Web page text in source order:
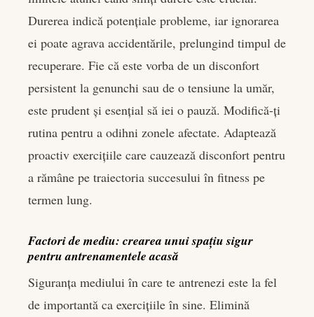
Durerea indică potențiale probleme, iar ignorarea
ei poate agrava accidentările, prelungind timpul de
recuperare. Fie că este vorba de un disconfort
persistent la genunchi sau de o tensiune la umăr,
este prudent și esențial să iei o pauză. Modifică-ți
rutina pentru a odihni zonele afectate. Adaptează
proactiv exercițiile care cauzează disconfort pentru
a rămâne pe traiectoria succesului în fitness pe
termen lung.
Factori de mediu: crearea unui spațiu sigur
pentru antrenamentele acasă
Siguranța mediului în care te antrenezi este la fel
de importantă ca exercițiile în sine. Elimină